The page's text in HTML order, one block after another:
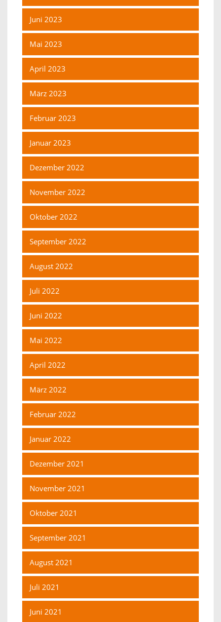
Juni 2023
Mai 2023
April 2023
März 2023
Februar 2023
Januar 2023
Dezember 2022
November 2022
Oktober 2022
September 2022
August 2022
Juli 2022
Juni 2022
Mai 2022
April 2022
März 2022
Februar 2022
Januar 2022
Dezember 2021
November 2021
Oktober 2021
September 2021
August 2021
Juli 2021
Juni 2021